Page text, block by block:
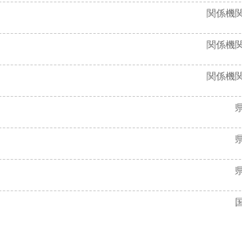
関係機
関係機
関係機